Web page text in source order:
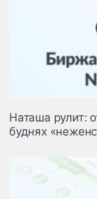
Наташа рулит:
буднях